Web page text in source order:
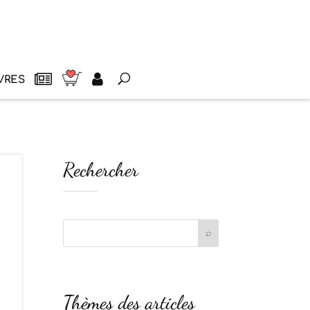
Rechercher
Thèmes des articles